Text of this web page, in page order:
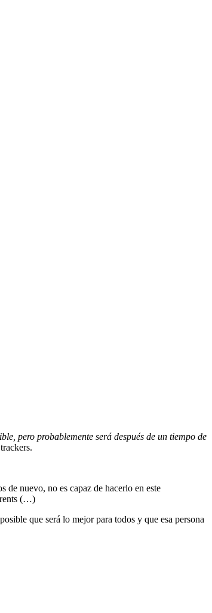
pero probablemente será después de un tiempo de
de nuevo, no es capaz de hacerlo en este
(…)
que será lo mejor para todos y que esa persona